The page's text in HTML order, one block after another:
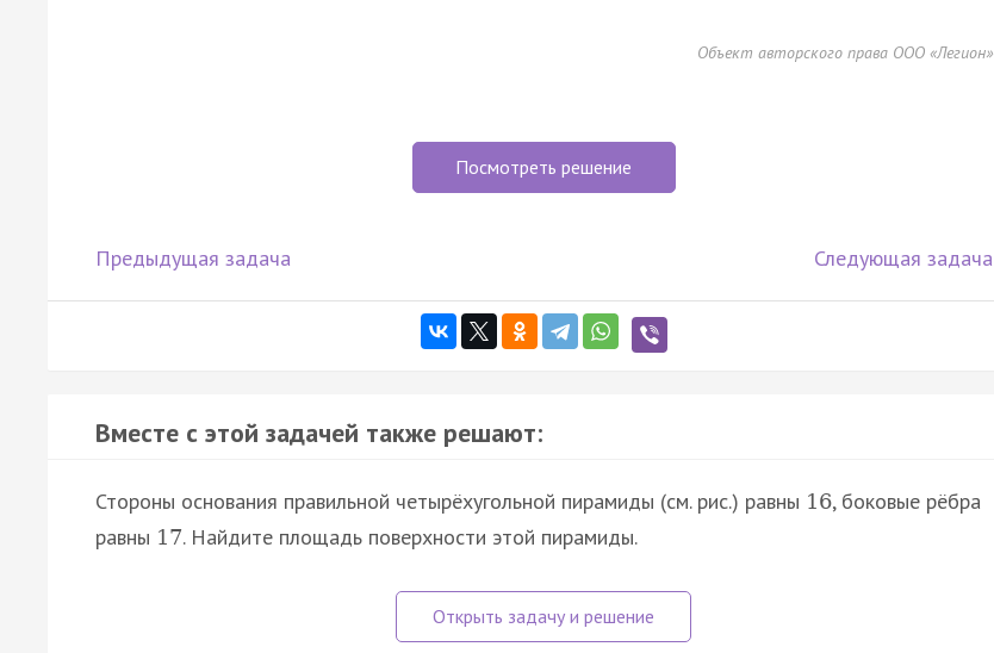
Объект авторского права ООО «Легион»
Посмотреть решение
Предыдущая задача Следующая задача
Вместе с этой задачей также решают:
Стороны основания правильной четырёхугольной пирамиды (см. рис.) равны 16, боковые рёбра
равны 17. Найдите площадь поверхности этой пирамиды.